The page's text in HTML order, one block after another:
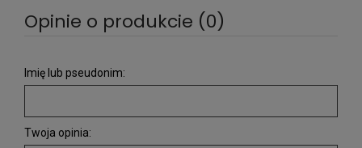
Opinie o produkcie (0)
Imię lub pseudonim:
Twoja opinia: